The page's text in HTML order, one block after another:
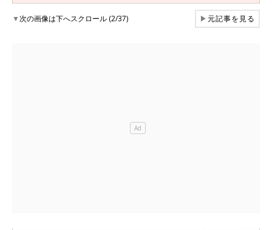
▼次の画像は下へスクロール (2/37) ▶元記事を見る